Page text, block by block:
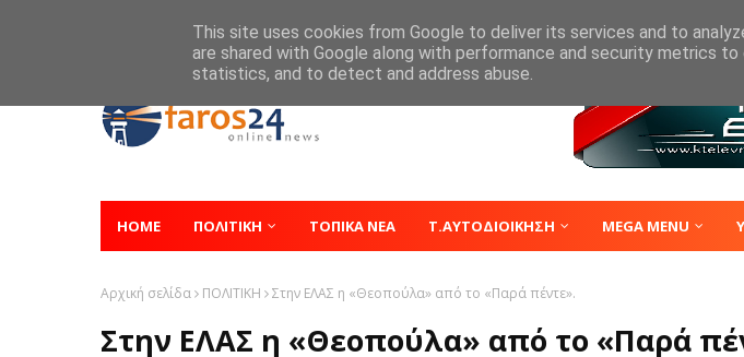
HOME ΠΟΛΙΤΙΚΗ ΤΟΠΙΚΑ ΝΕΑ Τ.ΑΥΤΟΔΙΟΙΚΗΣΗ MEGA MENU
Αρχική σελίδα ΠΟΛΙΤΙΚΗ Στην ΕΛΑΣ η «Θεοπούλα» από το «Παρά πέντε».
Στην ΕΛΑΣ η «Θεοπούλα» από το «Παρά
This site uses cookies from Google to deliver its services and to
are shared with Google along with performance and security metrics
statistics, and to detect and address abuse.